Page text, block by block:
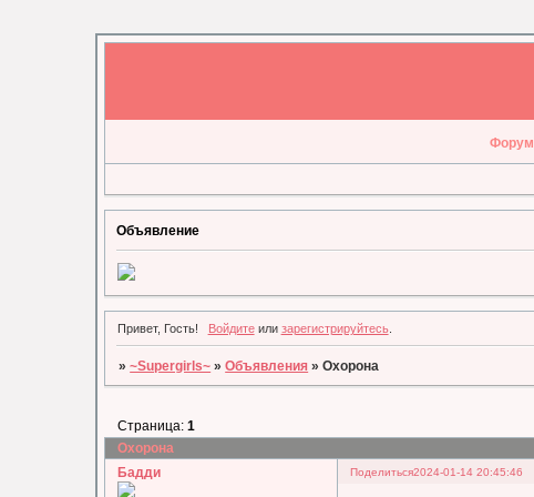
Форум
Объявление
Привет, Гость! Войдитеили зарегистрируйтесь.
»~Supergirls~ »Объявления »Охорона
Охорона
Страница:1
Поделиться2024-01-14 20:45:46
Бадди